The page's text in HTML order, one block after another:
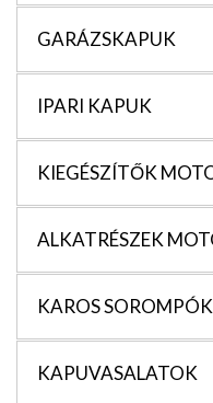
GARÁZSKAPUK
IPARI KAPUK
KIEGÉSZÍTŐK
ALKATRÉSZEK
KAROS SOROMPÓK
KAPUVASALATOK